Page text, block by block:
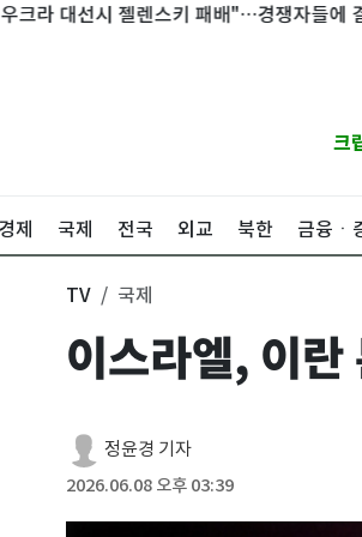
선시 젤렌스키 패배"…경쟁자들에 결선서
크
경제 국제 전국 외교 북한 금융ㆍ
TV 국제
이스라엘, 이
정윤경 기자
2026.06.08 오후 03:39